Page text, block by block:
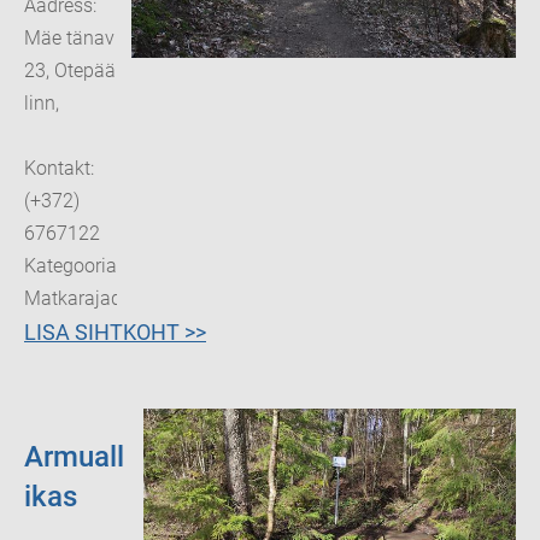
Aadress:
Mäe tänav
23, Otepää
linn,
Kontakt:
(+372)
6767122
Kategooria:
Matkarajad
LISA SIHTKOHT >>
Armuall
ikas